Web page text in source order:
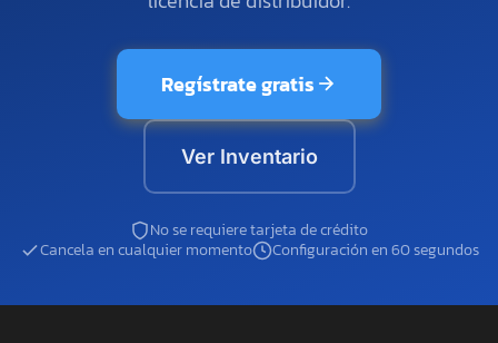
Regístrate gratis
Ver Inventario
No se requiere tarjeta de crédito
Cancela en cualquier momento
Configuración en 60 segundos